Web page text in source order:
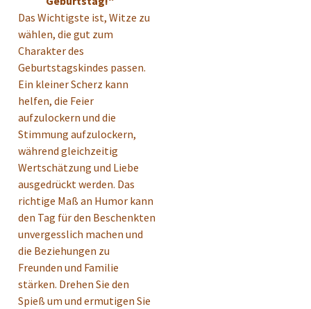
Das Wichtigste ist, Witze zu
wählen, die gut zum
Charakter des
Geburtstagskindes passen.
Ein kleiner Scherz kann
helfen, die Feier
aufzulockern und die
Stimmung aufzulockern,
während gleichzeitig
Wertschätzung und Liebe
ausgedrückt werden. Das
richtige Maß an Humor kann
den Tag für den Beschenkten
unvergesslich machen und
die Beziehungen zu
Freunden und Familie
stärken. Drehen Sie den
Spieß um und ermutigen Sie